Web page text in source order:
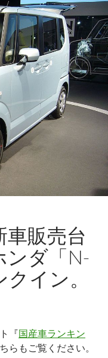
車販売台
ンダ「N-
イン。
『国産車ランキン
らもご覧ください。